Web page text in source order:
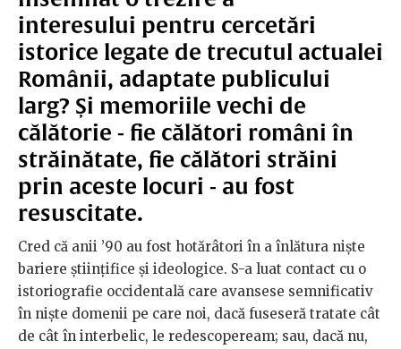
interesului pentru cercetări
istorice legate de trecutul actualei
Românii, adaptate publicului
larg? Și memoriile vechi de
călătorie - fie călători români în
străinătate, fie călători străini
prin aceste locuri - au fost
resuscitate.
Cred că anii ’90 au fost hotărâtori în a înlătura niște
bariere științifice și ideologice. S-a luat contact cu o
istoriografie occidentală care avansese semnificativ
în niște domenii pe care noi, dacă fuseseră tratate cât
de cât în interbelic, le redescopeream; sau, dacă nu,